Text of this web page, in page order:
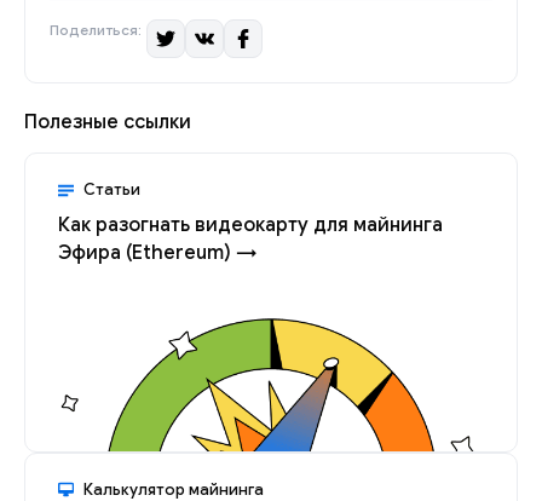
Поделиться:
Полезные ссылки
Статьи
Как разогнать видеокарту для майнинга
Эфира (Ethereum) →
Калькулятор майнинга